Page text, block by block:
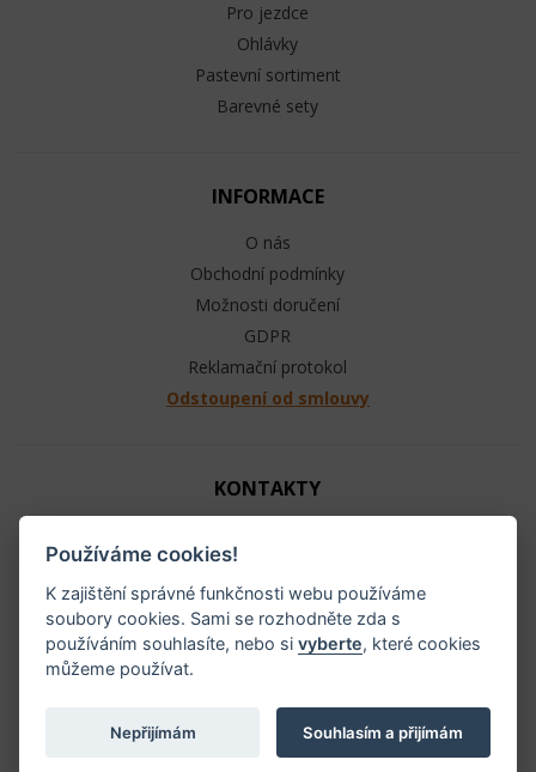
Pro jezdce
Ohlávky
Pastevní sortiment
Barevné sety
INFORMACE
O nás
Obchodní podmínky
Možnosti doručení
GDPR
Reklamační protokol
Odstoupení od smlouvy
KONTAKTY
+420 603 104 880
info@raj-ohlavek.cz
IČ: 61655066, DIČ: CZ 740601140
2026 Ráj-ohlávek.cz |Cookies, tvorba e-
Používáme cookies!
K zajištění správné funkčnosti webu používáme
soubory cookies. Sami se rozhodněte zda s
používáním souhlasíte, nebo sivyberte, které cookies
můžeme používat.
Souhlasím a přijímám
Nepřijímám